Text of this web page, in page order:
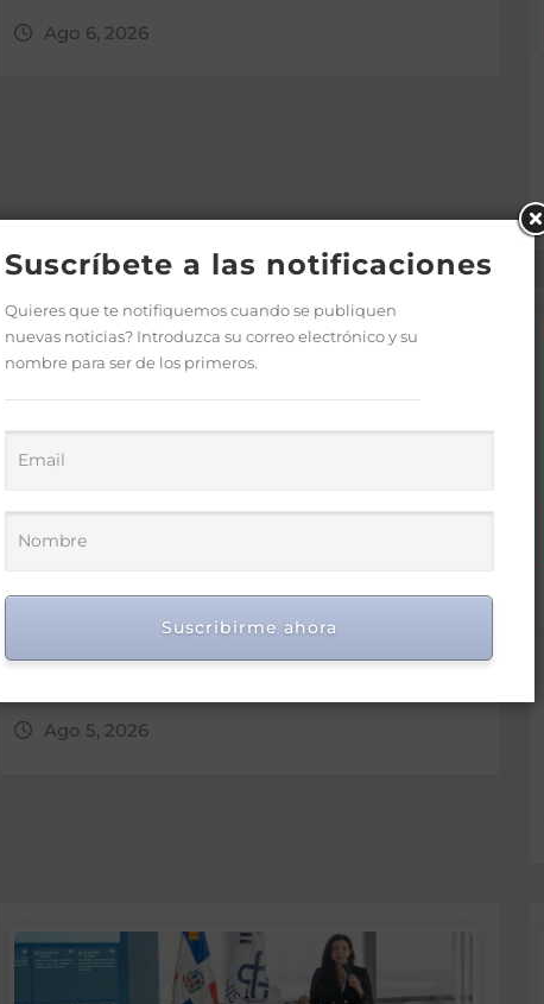
Ago 6, 2026
Morrison insta a diputados a
“leer más” antes de criticar
Ago 5, 2026
Suscríbete a las notificaciones
Quieres que te notifiquemos cuando se publiquen
nuevas noticias? Introduzca su correo electrónico y su
nombre para ser de los primeros.
Suscribirme ahora